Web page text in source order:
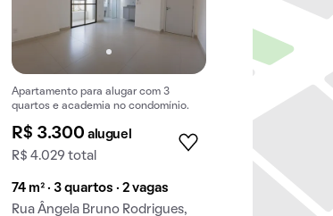
Apartamento para alugar com 3
quartos e academia no condomínio.
R$ 3.300 aluguel
R$ 4.029 total
74 m² · 3 quartos · 2 vagas
Rua Ângela Bruno Rodrigues,